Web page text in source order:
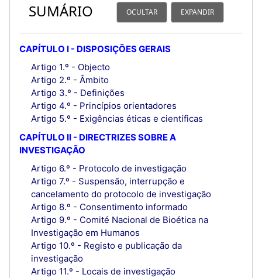
SUMÁRIO OCULTAR EXPANDIR
CAPÍTULO I - DISPOSIÇÕES GERAIS
Artigo 1.º - Objecto
Artigo 2.º - Âmbito
Artigo 3.º - Definições
Artigo 4.º - Princípios orientadores
Artigo 5.º - Exigências éticas e científicas
CAPÍTULO II - DIRECTRIZES SOBRE A
INVESTIGAÇÃO
Artigo 6.º - Protocolo de investigação
Artigo 7.º - Suspensão, interrupção e
cancelamento do protocolo de investigação
Artigo 8.º - Consentimento informado
Artigo 9.º - Comité Nacional de Bioética na
Investigação em Humanos
Artigo 10.º - Registo e publicação da
investigação
Artigo 11.º - Locais de investigação